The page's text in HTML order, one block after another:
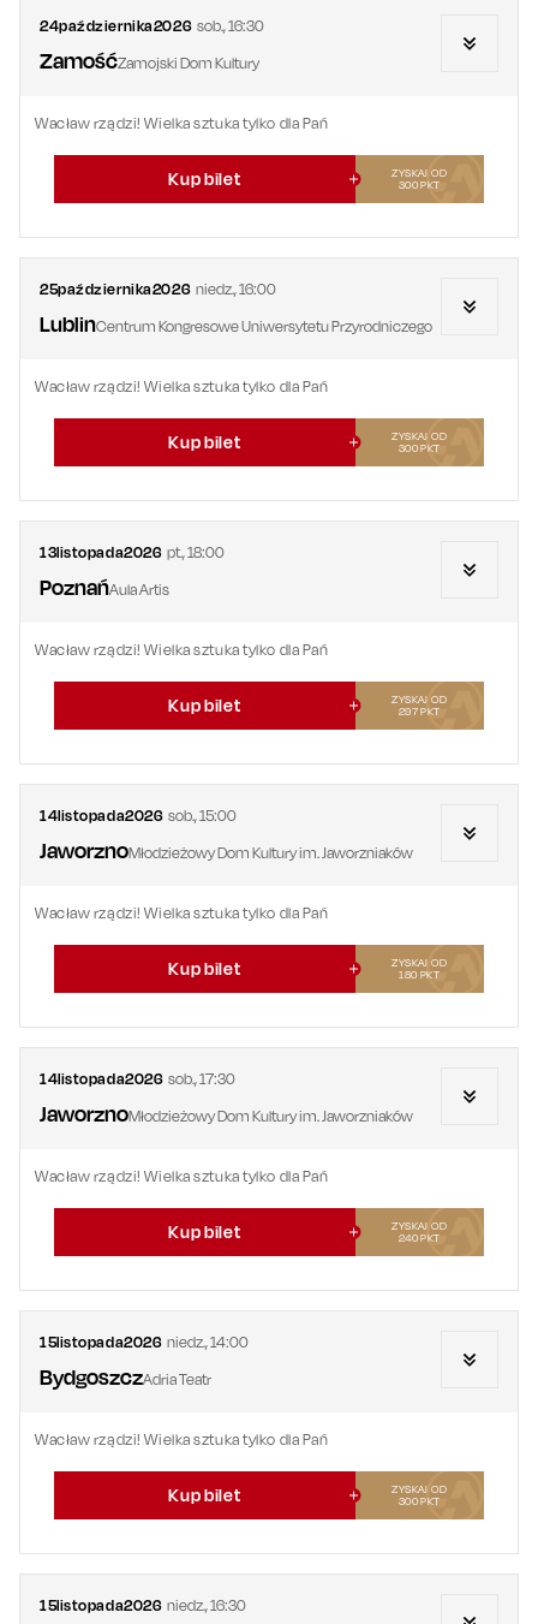
24października2026 sob.,16:30
ZamośćZamojski Dom Kultury
Wacław rządzi! Wielka sztuka tylko dla Pań
Kup bilet
ZYSKAJ OD
300PKT
25października2026 niedz.,16:00
LublinCentrum Kongresowe Uniwersytetu Przyrodniczego
Wacław rządzi! Wielka sztuka tylko dla Pań
Kup bilet
ZYSKAJ OD
300PKT
13listopada2026 pt.,18:00
PoznańAula Artis
Wacław rządzi! Wielka sztuka tylko dla Pań
Kup bilet
ZYSKAJ OD
297PKT
14listopada2026 sob.,15:00
JaworznoMłodzieżowy Dom Kultury im. Jaworzniaków
Wacław rządzi! Wielka sztuka tylko dla Pań
Kup bilet
ZYSKAJ OD
180 PKT
14listopada2026 sob.,17:30
JaworznoMłodzieżowy Dom Kultury im. Jaworzniaków
Wacław rządzi! Wielka sztuka tylko dla Pań
Kup bilet
ZYSKAJ OD
240PKT
15listopada2026 niedz.,14:00
BydgoszczAdria Teatr
Wacław rządzi! Wielka sztuka tylko dla Pań
Kup bilet
ZYSKAJ OD
300PKT
15listopada2026 niedz.,16:30